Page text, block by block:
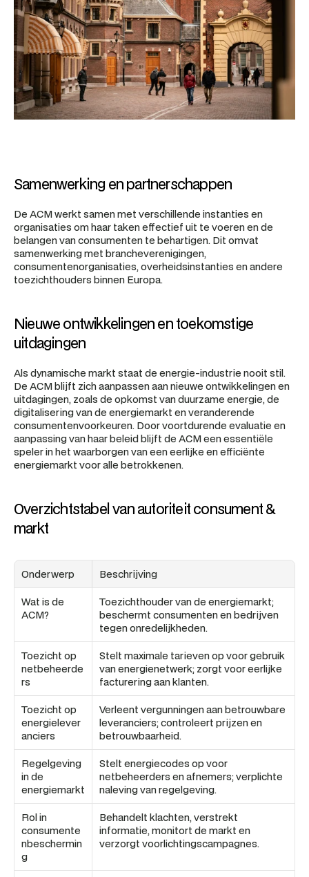
Samenwerking en partnerschappen
De ACM werkt samen met verschillende instanties en
organisaties om haar taken effectief uit te voeren en de
belangen van consumenten te behartigen. Dit omvat
samenwerking met brancheverenigingen,
consumentenorganisaties, overheidsinstanties en andere
toezichthouders binnen Europa.
Nieuwe ontwikkelingen en toekomstige
uitdagingen
Als dynamische markt staat de energie-industrie nooit stil.
De ACM blijft zich aanpassen aan nieuwe ontwikkelingen en
uitdagingen, zoals de opkomst van duurzame energie, de
digitalisering van de energiemarkt en veranderende
consumentenvoorkeuren. Door voortdurende evaluatie en
aanpassing van haar beleid blijft de ACM een essentiële
speler in het waarborgen van een eerlijke en efficiënte
energiemarkt voor alle betrokkenen.
Overzichtstabel van autoriteit consument &
markt
Onderwerp Beschrijving
Wat is de
ACM?
Toezichthouder van de energiemarkt;
beschermt consumenten en bedrijven
tegen onredelijkheden.
Toezicht op
netbeheerde
rs
Stelt maximale tarieven op voor gebruik
van energienetwerk; zorgt voor eerlijke
facturering aan klanten.
Toezicht op
energielever
anciers
Verleent vergunningen aan betrouwbare
leveranciers; controleert prijzen en
betrouwbaarheid.
Regelgeving
in de
energiemarkt
Stelt energiecodes op voor
netbeheerders en afnemers; verplichte
naleving van regelgeving.
Rol in
consumente
nbeschermin
g
Behandelt klachten, verstrekt
informatie, monitort de markt en
verzorgt voorlichtingscampagnes.